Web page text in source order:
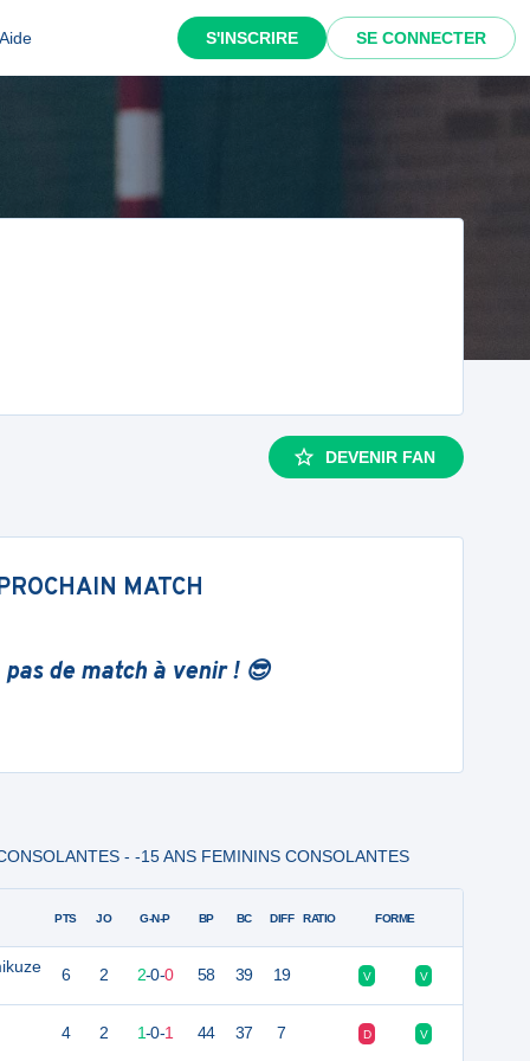
S'INSCRIRE SE CONNECTER
DEVENIR FAN
MATCH
pas de match à venir ! 😎
- -15 ANS FEMININS CONSOLANTES
PTS JO G-N-P BP BC DIFF RATIO FORME
6 2 2-0-0 58 39 19 V V
4 2 1-0-1 44 37 7 D V